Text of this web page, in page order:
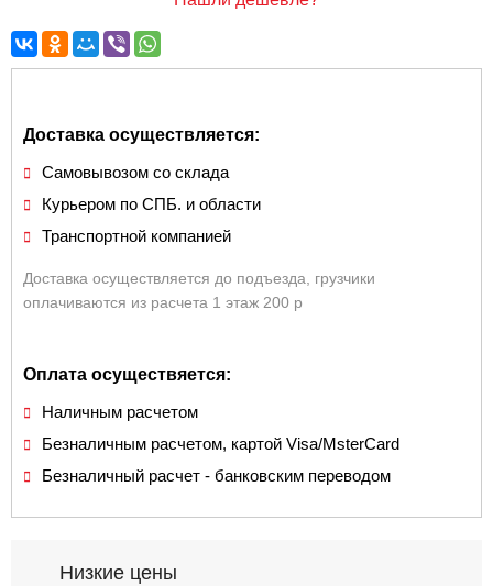
Доставка осуществляется:
Самовывозом со склада
Курьером по СПБ. и области
Транспортной компанией
Доставка осуществляется до подъезда, грузчики
оплачиваются из расчета 1 этаж 200 р
Оплата осуществяется:
Наличным расчетом
Безналичным расчетом, картой Visa/MsterCard
Безналичный расчет - банковским переводом
Низкие цены